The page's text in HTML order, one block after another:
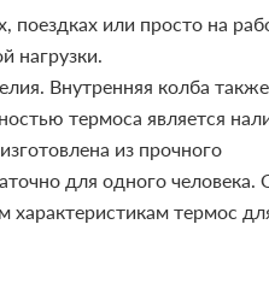
или просто на
нагрузки.
Внутренняя колба также
термоса является
из прочного
для одного человека.
характеристикам термос